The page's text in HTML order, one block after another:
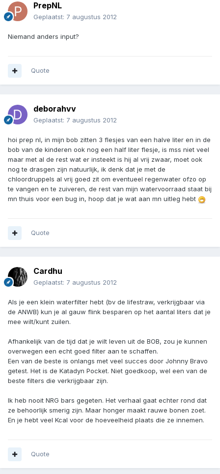
PrepNL
Geplaatst: 7 augustus 2012
Niemand anders input?
Quote
deborahvv
Geplaatst: 7 augustus 2012
hoi prep nl, in mijn bob zitten 3 flesjes van een halve liter en in de
bob van de kinderen ook nog een half liter flesje, is mss niet veel
maar met al de rest wat er insteekt is hij al vrij zwaar, moet ook
nog te drasgen zijn natuurlijk, ik denk dat je met de
chloordruppels al vrij goed zit om eventueel regenwater ofzo op
te vangen en te zuiveren, de rest van mijn watervoorraad staat bij
mn thuis voor een bug in, hoop dat je wat aan mn uitleg hebt
Quote
Cardhu
Geplaatst: 7 augustus 2012
Als je een klein waterfilter hebt (bv de lifestraw, verkrijgbaar via
de ANWB) kun je al gauw flink besparen op het aantal liters dat je
mee wilt/kunt zuilen.
Afhankelijk van de tijd dat je wilt leven uit de BOB, zou je kunnen
overwegen een echt goed filter aan te schaffen.
Een van de beste is onlangs met veel succes door Johnny Bravo
getest. Het is de Katadyn Pocket. Niet goedkoop, wel een van de
beste filters die verkrijgbaar zijn.
Ik heb nooit NRG bars gegeten. Het verhaal gaat echter rond dat
ze behoorlijk smerig zijn. Maar honger maakt rauwe bonen zoet.
En je hebt veel Kcal voor de hoeveelheid plaats die ze innemen.
Quote